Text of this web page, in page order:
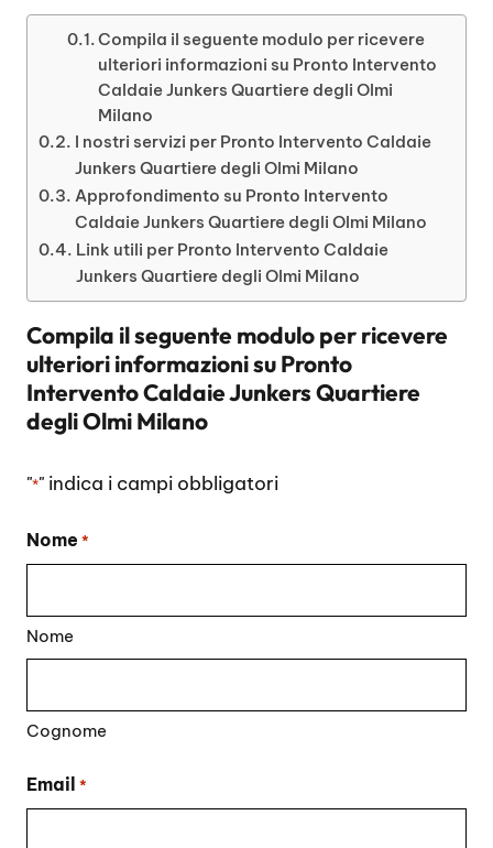
Compila il seguente modulo per ricevere
ulteriori informazioni su Pronto Intervento
Caldaie Junkers Quartiere degli Olmi
Milano
I nostri servizi per Pronto Intervento Caldaie
Junkers Quartiere degli Olmi Milano
Approfondimento su Pronto Intervento
Caldaie Junkers Quartiere degli Olmi Milano
Link utili per Pronto Intervento Caldaie
Junkers Quartiere degli Olmi Milano
Compila il seguente modulo per ricevere
ulteriori informazioni suPronto
Intervento Caldaie Junkers Quartiere
degli Olmi Milano
"*" indica i campi obbligatori
Nome *
Nome
Cognome
Email *